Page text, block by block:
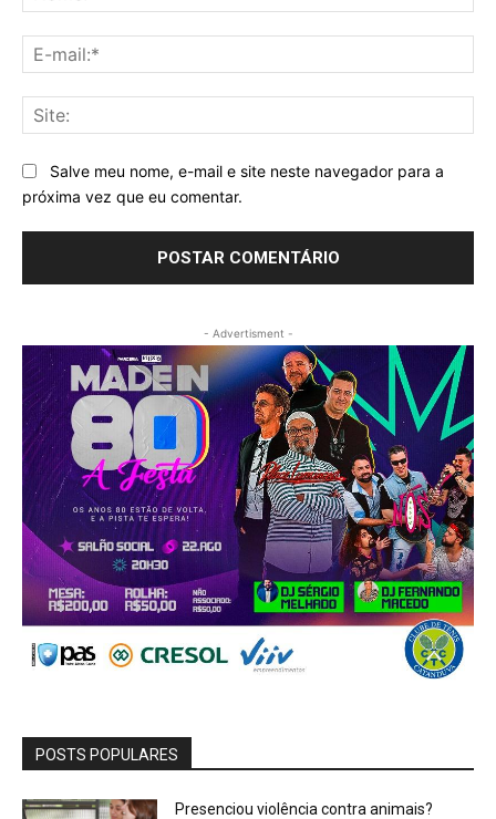
Salve meu nome, e-mail e site neste navegador para a
próxima vez que eu comentar.
- Advertisment -
POSTS POPULARES
Presenciou violência contra animais?